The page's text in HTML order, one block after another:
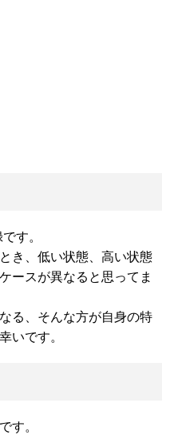
す。
き、低い状態、高い状態
ースが異なると思ってま
る、そんな方が自身の特
いです。
す。